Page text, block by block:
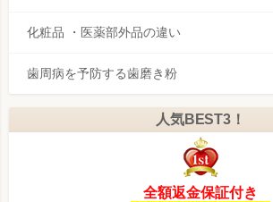
化粧品 ・医薬部外品の違い
歯周病を予防する歯磨き粉
人気BEST3！
全額返金保証付き